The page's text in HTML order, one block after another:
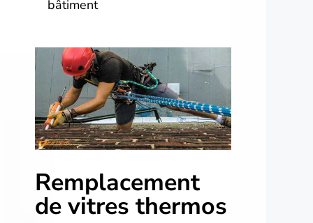
bâtiment
Remplacement
de vitres thermos